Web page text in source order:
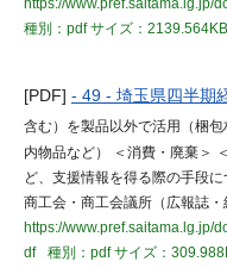
https://www.pref.saitama.lg.jp/
種別：pdfサイズ：2139.564KB
[PDF] - 49 - 埼玉県四半期
含む）を製品以外で活用（梱
内物品など） ＜消費・廃棄＞
ど、支援情報を得る際の手段
商工会・商工会議所（広報誌・
https://www.pref.saitama.lg.jp/
df
種別：pdfサイズ：